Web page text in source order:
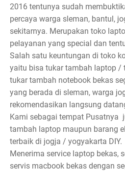
2016 tentunya sudah
percaya warga sleman, bantul,
sekitarnya. Merupakan toko
pelayanan yang special dan
Salah satu keuntungan di toko
yaitu bisa tukar tambah laptop /
tukar tambah notebook bekas
yang berada di sleman, warga
rekomendasikan langsung
Kami sebagai tempat Pusatnya
tambah laptop maupun barang
terbaik di jogja / yogyakarta DIY.
Menerima service laptop bekas,
servis macbook bekas dengan